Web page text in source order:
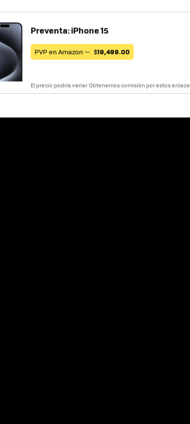
Preventa: iPhone 15
PVP en Amazon — $19,499.00
El precio podría variar. Obtenemos comisión por estos